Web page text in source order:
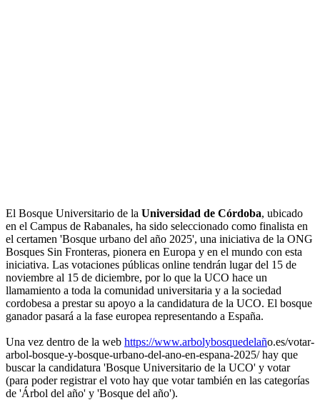
El Bosque Universitario de la Universidad de Córdoba, ubicado
en el Campus de Rabanales, ha sido seleccionado como finalista en
el certamen 'Bosque urbano del año 2025', una iniciativa de la ONG
Bosques Sin Fronteras, pionera en Europa y en el mundo con esta
iniciativa. Las votaciones públicas online tendrán lugar del 15 de
noviembre al 15 de diciembre, por lo que la UCO hace un
llamamiento a toda la comunidad universitaria y a la sociedad
cordobesa a prestar su apoyo a la candidatura de la UCO. El bosque
ganador pasará a la fase europea representando a España.
Una vez dentro de la web https://www.arbolybosquedelaño.es/votar-
arbol-bosque-y-bosque-urbano-del-ano-en-espana-2025/ hay que
buscar la candidatura 'Bosque Universitario de la UCO' y votar
(para poder registrar el voto hay que votar también en las categorías
de 'Árbol del año' y 'Bosque del año').